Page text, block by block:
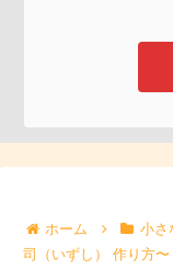
ホーム 小さ
司（いずし） 作り方〜